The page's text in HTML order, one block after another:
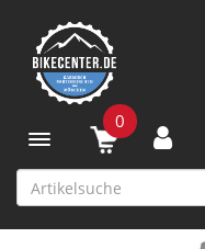
Toggle navigation
0